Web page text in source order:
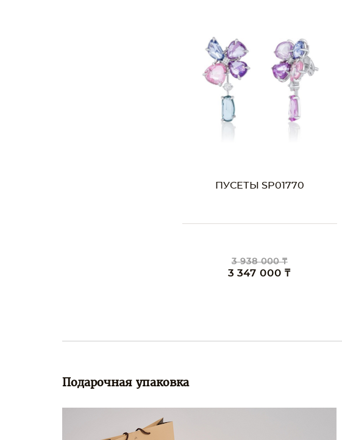
ПУСЕТЫ SP01770
3 938 000 ₸
3 347 000 ₸
Подарочная упаковка